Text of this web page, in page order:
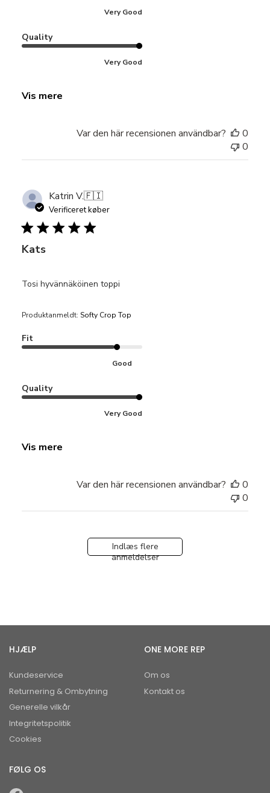
Very Good
Quality
Very Good
Vis mere
Var den här recensionen användbar?
0
0
Katrin V.🇫🇮
Verificeret køber
Kats
Tosi hyvännäköinen toppi
Produktanmeldt: Softy Crop Top
Fit
Good
Quality
Very Good
Vis mere
Var den här recensionen användbar?
0
0
Indlæs flere
anmeldelser
HJÆLP
Kundeservice
Returnering & Ombytning
Generelle vilkår
Integritetspolitik
Cookies
ONE MORE REP
Om os
Kontakt os
FØLG OS